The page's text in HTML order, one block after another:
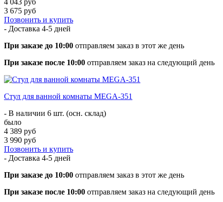
3 675 руб
Позвонить и купить
- Доставка 4-5 дней
При заказе до 10:00 отправляем заказ в этот же день
При заказе после 10:00 отправляем заказ на следующий день
Стул для ванной комнаты MEGA-351
- В наличии 6 шт. (осн. склад)
было
4 389 руб
3 990 руб
Позвонить и купить
- Доставка 4-5 дней
При заказе до 10:00 отправляем заказ в этот же день
При заказе после 10:00 отправляем заказ на следующий день